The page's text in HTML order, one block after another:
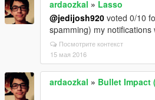
ardaozkal » Lasso
@jedijosh920 voted 0/10
spamming) my notifications
Посмотрите контекст
15 мая 2016
ardaozkal » Bullet Impact